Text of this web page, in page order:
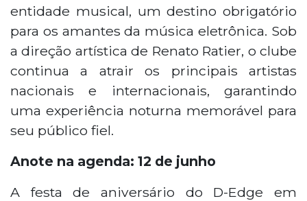
entidade musical, um destino obrigatório
para os amantes da música eletrônica. Sob
a direção artística de Renato Ratier, o clube
continua a atrair os principais artistas
nacionais e internacionais, garantindo
uma experiência noturna memorável para
seu público fiel.
Anote na agenda: 12 de junho
A festa de aniversário do D-Edge em